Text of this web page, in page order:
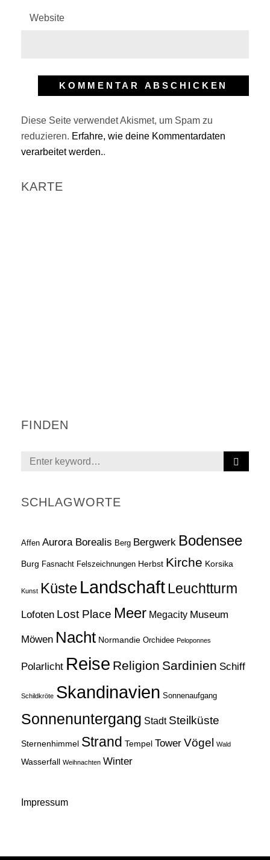
Website
Diese Seite verwendet Akismet, um Spam zu
reduzieren. Erfahre, wie deine Kommentardaten
verarbeitet werden..
KARTE
FINDEN
Search
E
SCHLAGWORTE
Affen Aurora Borealis Berg Bergwerk Bodensee
Burg Fasnacht Felszeichnungen Herbst Kirche Korsika
Kunst Küste LandschaftLeuchtturm
Lofoten Lost Place Meer Megacity Museum
Möwen Nacht Normandie Orchidee Peloponnes
Polarlicht Reise Religion Sardinien Schiff
Schildkröte Skandinavien Sonnenaufgang
Sonnenuntergang Stadt Steilküste
Sternenhimmel Strand Tempel Tower Vögel Wald
Wasserfall Weihnachten Winter
Impressum